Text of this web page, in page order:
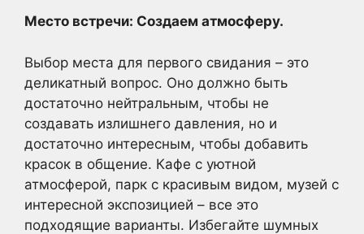
Место встречи: Создаем атмосферу.
Выбор места для первого свидания – это
деликатный вопрос. Оно должно быть
достаточно нейтральным, чтобы не
создавать излишнего давления, но и
достаточно интересным, чтобы добавить
красок в общение. Кафе с уютной
атмосферой, парк с красивым видом, музей с
интересной экспозицией – все это
подходящие варианты. Избегайте шумных